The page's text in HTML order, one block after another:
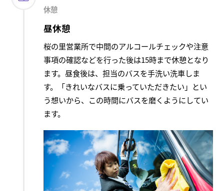
休憩
昼休憩
桜の里営業所で中間のアルコールチェックや注意
事項の確認などを行った後は15時まで休憩となり
ます。昼食後は、担当のバスを手洗い洗車しま
す。「きれいなバスに乗っていただきたい」とい
う想いから、この時間にバスを磨くようにしてい
ます。